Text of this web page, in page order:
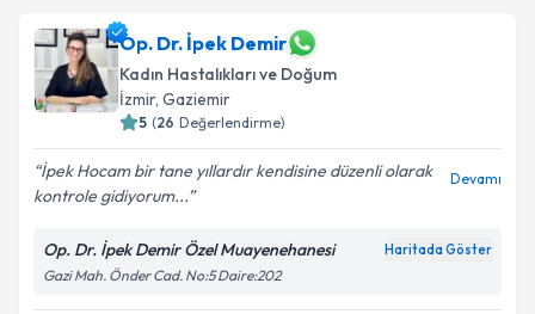
Op. Dr. İpek Demir
Kadın Hastalıkları ve Doğum
İzmir, Gaziemir
5 (26 Değerlendirme)
İpek Hocam bir tane yıllardır kendisine düzenli olarak
kontrole gidiyorum...
Devamı
Op. Dr. İpek Demir Özel Muayenehanesi Haritada Göster
Gazi Mah. Önder Cad. No:5 Daire:202